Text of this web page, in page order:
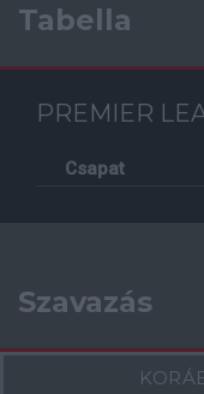
Tabella
PREMIER
Csapat
Szavazás